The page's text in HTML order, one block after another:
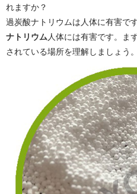
れますか？
過炭酸ナトリウムは人体に有害で
ナトリウム 人体には有害です。ま
されている場所を理解しましょう。